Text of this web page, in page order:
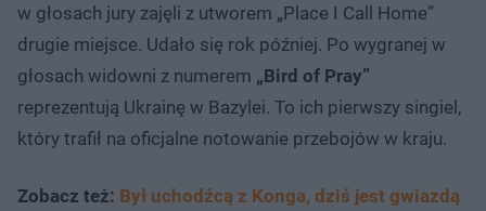
w głosach jury zajęli z utworem „Place I Call Home”
drugie miejsce. Udało się rok później. Po wygranej w
głosach widowni z numerem „Bird of Pray”
reprezentują Ukrainę w Bazylei. To ich pierwszy singiel,
który trafił na oficjalne notowanie przebojów w kraju.
Zobacz też: Był uchodźcą z Konga, dziś jest gwiazdą